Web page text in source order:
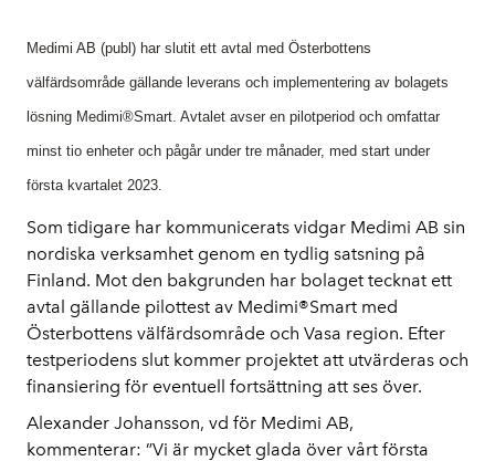
Medimi AB (publ) har slutit ett avtal med Österbottens
välfärdsområde gällande leverans och implementering av bolagets
lösning Medimi®Smart. Avtalet avser en pilotperiod och omfattar
minst tio enheter och pågår under tre månader, med start under
första kvartalet 2023.
Som tidigare har kommunicerats vidgar Medimi AB sin
nordiska verksamhet genom en tydlig satsning på
Finland. Mot den bakgrunden har bolaget tecknat ett
avtal gällande pilottest av Medimi®Smart med
Österbottens välfärdsområde och Vasa region. Efter
testperiodens slut kommer projektet att utvärderas och
finansiering för eventuell fortsättning att ses över.
Alexander Johansson, vd för Medimi AB,
kommenterar: ”Vi är mycket glada över vårt första